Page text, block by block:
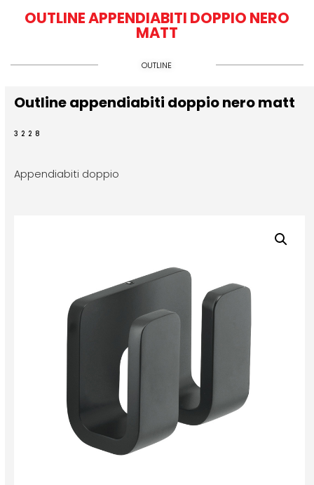
OUTLINE APPENDIABITI DOPPIO NERO
MATT
OUTLINE
Outline appendiabiti doppio nero matt
3228
Appendiabiti doppio